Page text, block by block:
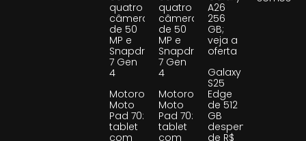
quatro
câmeras
de 50
MP e
Snapdragon
7 Gen
4
Motorola
Moto
Pad 70:
tablet
com
quatro
câmeras
de 50
MP e
Snapdragon
7 Gen
4
Motorola
Moto
Pad 70:
tablet
com
A26
256
GB;
veja a
oferta
Galaxy
S25
Edge
de 512
GB
despenca
de R$